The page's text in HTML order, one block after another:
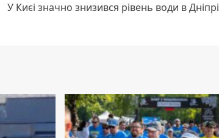
У Києі значно знизився рівень води в Дніпрі